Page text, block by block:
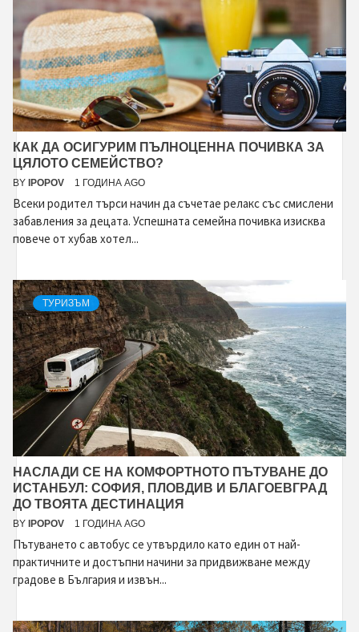
КАК ДА ОСИГУРИМ ПЪЛНОЦЕННА ПОЧИВКА ЗА
ЦЯЛОТО СЕМЕЙСТВО?
BY IPOPOV 1 ГОДИНА AGO
Всеки родител търси начин да съчетае релакс със смислени
забавления за децата. Успешната семейна почивка изисква
повече от хубав хотел...
ТУРИЗЪМ
НАСЛАДИ СЕ НА КОМФОРТНОТО ПЪТУВАНЕ ДО
ИСТАНБУЛ: СОФИЯ, ПЛОВДИВ И БЛАГОЕВГРАД
ДО ТВОЯТА ДЕСТИНАЦИЯ
BY IPOPOV 1 ГОДИНА AGO
Пътуването с автобус се утвърдило като един от най-
практичните и достъпни начини за придвижване между
градове в България и извън...